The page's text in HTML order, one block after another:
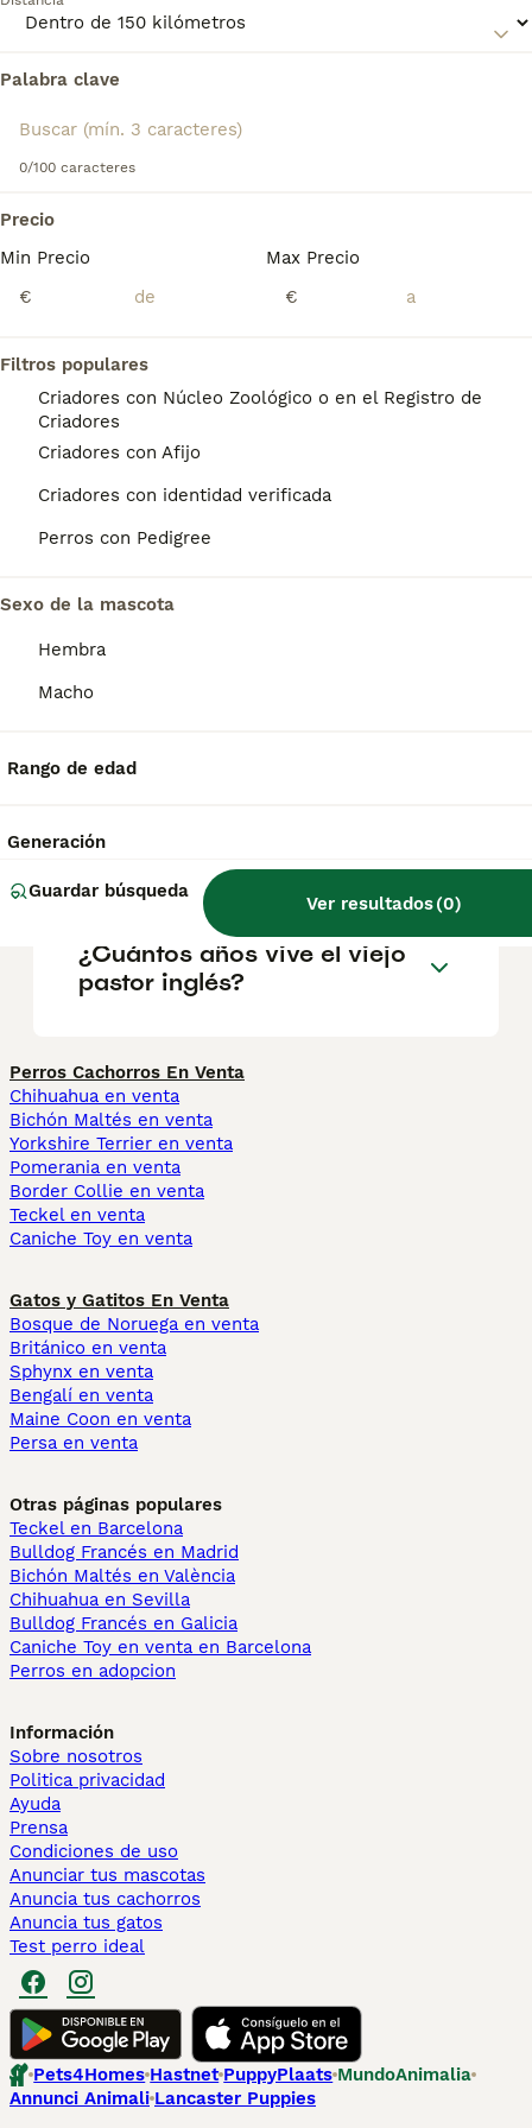
Palabra clave
0/100 caracteres
Precio
Min Precio
€
Max Precio
€
Filtros populares
Criadores con Núcleo Zoológico o en el Registro de
Criadores
Criadores con Afijo
Criadores con identidad verificada
Perros con Pedigree
Sexo de la mascota
Hembra
Macho
Rango de edad
Generación
Guardar búsqueda
Ver resultados(0)
Perro de Pastor Inglés - Bobtail
Encontramos 0 Perro Bobtail Perros en
Si deseas exactamente esta búsqueda guarda tu
búsqueda y espera el resultado perfecto:
Preguntas frecuentes
¿Cómo es el perro viejo
pastor inglés Bobtail?
El Bobtail o antiguo pastor inglés es
ampliamente reconocido por su pelaje largo
y lanoso que recubre su gordito cuerpo.
Parece que tiene los ojos completamente
presentar cualquier tonalidad de gris o azul
¿Cuánto vale un perro
¿Cuántos años vive el viejo
pastor inglés?
Perros Cachorros En Venta
Chihuahua en venta
Bichón Maltés en venta
Yorkshire Terrier en venta
Pomerania en venta
Border Collie en venta
Teckel en venta
Caniche Toy en venta
Gatos y Gatitos En Venta
Bosque de Noruega en venta
Británico en venta
Sphynx en venta
Bengalí en venta
Maine Coon en venta
Persa en venta
Otras páginas populares
Teckel en Barcelona
Bulldog Francés en Madrid
Bichón Maltés en València
Chihuahua en Sevilla
Bulldog Francés en Galicia
Caniche Toy en venta en Barcelona
Perros en adopcion
Información
Sobre nosotros
Politica privacidad
Ayuda
Prensa
Condiciones de uso
Anunciar tus mascotas
Anuncia tus cachorros
Anuncia tus gatos
Test perro ideal
Pets4Homes Hastnet PuppyPlaats MundoAnimalia
Annunci Animali Lancaster Puppies